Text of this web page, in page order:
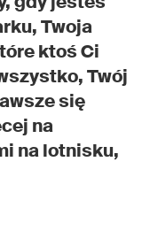
Twoja
ktoś Ci
Twój
się
na
na lotnisku,